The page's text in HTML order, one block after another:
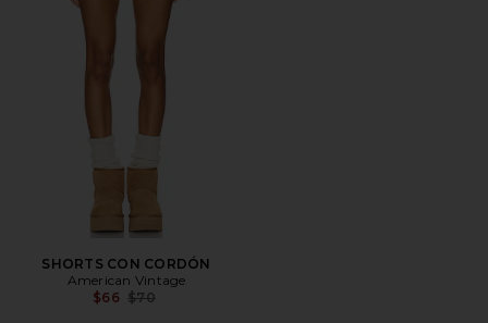
SHORTS CON CORDÓN
American Vintage
$66 Previous price:
$70